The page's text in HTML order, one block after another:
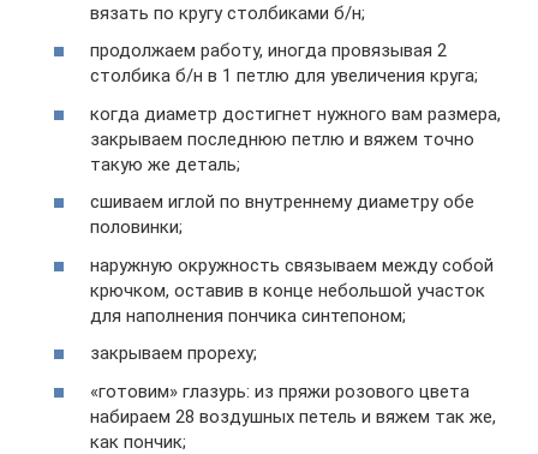
вязать по кругу столбиками б/н;
продолжаем работу, иногда провязывая 2
столбика б/н в 1 петлю для увеличения круга;
когда диаметр достигнет нужного вам размера,
закрываем последнюю петлю и вяжем точно
такую же деталь;
сшиваем иглой по внутреннему диаметру обе
половинки;
наружную окружность связываем между собой
крючком, оставив в конце небольшой участок
для наполнения пончика синтепоном;
закрываем прореху;
«готовим» глазурь: из пряжи розового цвета
набираем 28 воздушных петель и вяжем так же,
как пончик;